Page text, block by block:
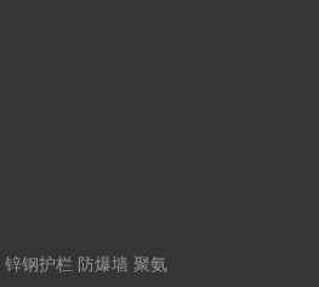
锌钢护栏 防爆墙 聚氨